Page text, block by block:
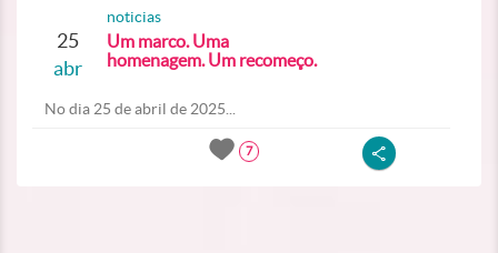
25
abr
noticias
Um marco. Uma
homenagem. Um recomeço.
No dia 25 de abril de 2025...
7